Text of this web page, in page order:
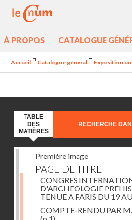
À PROPOS CATALOGUE
Accueil Catalogue général Exposition
TABLE
DES
MATIÈRES
RECHERCHE
Première image
PAGE DE TITRE
CONGRES
D'ARCHEOLOGIE
TENUE A PARIS DU 19
COMPTE-RENDU PAR